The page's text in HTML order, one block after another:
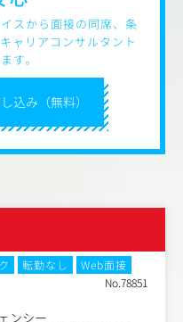
ただけます
最適なチームを編成し
や立場に関係なく積極
根付いており、新人で
功序列という概念があ
くまでクオリティの磨き
込み（無料）
スから面接の同席、条
ャリアコンサルタント
す。
転勤なし
Web面接
No.78851
ンシー